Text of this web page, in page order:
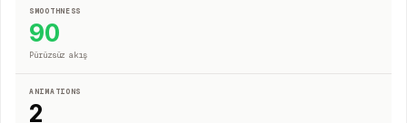
SMOOTHNESS
90
Pürüzsüz akış
ANIMATIONS
2